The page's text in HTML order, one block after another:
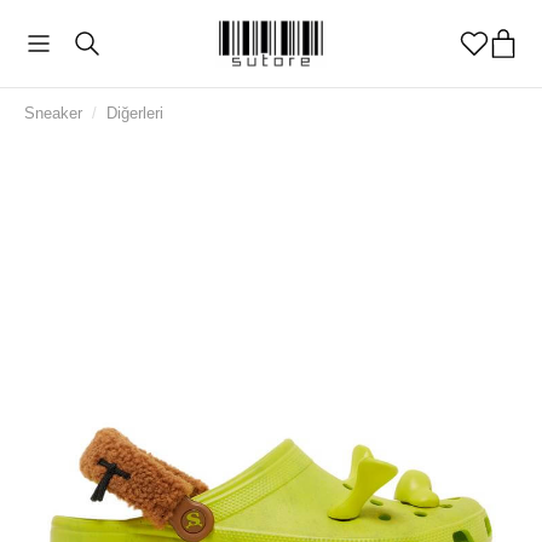
Sneaker / Diğerleri